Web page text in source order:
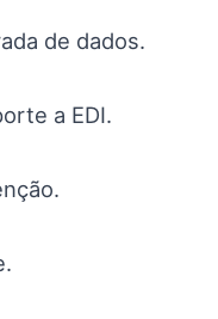
de dados.
a EDI.